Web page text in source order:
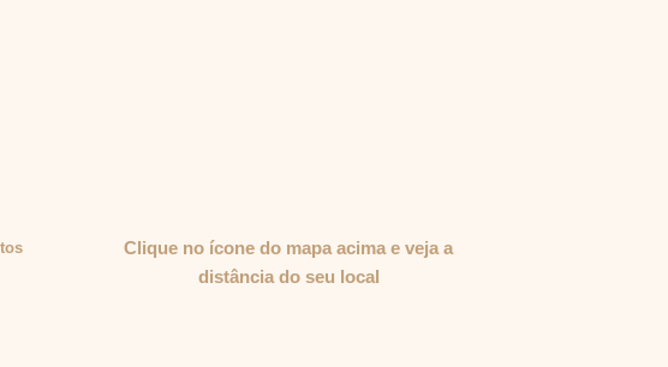
Clique no ícone do mapa acima e veja a
distância do seu local